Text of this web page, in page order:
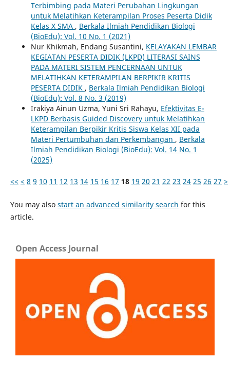
Terbimbing pada Materi Perubahan Lingkungan
untuk Melatihkan Keterampilan Proses Peserta Didik
Kelas X SMA , Berkala Ilmiah Pendidikan Biologi
(BioEdu): Vol. 10 No. 1 (2021)
Nur Khikmah, Endang Susantini, KELAYAKAN LEMBAR
KEGIATAN PESERTA DIDIK (LKPD) LITERASI SAINS
PADA MATERI SISTEM PENCERNAAN UNTUK
MELATIHKAN KETERAMPILAN BERPIKIR KRITIS
PESERTA DIDIK , Berkala Ilmiah Pendidikan Biologi
(BioEdu): Vol. 8 No. 3 (2019)
Irakiya Ainun Uzma, Yuni Sri Rahayu, Efektivitas E-
LKPD Berbasis Guided Discovery untuk Melatihkan
Keterampilan Berpikir Kritis Siswa Kelas XII pada
Materi Pertumbuhan dan Perkembangan , Berkala
Ilmiah Pendidikan Biologi (BioEdu): Vol. 14 No. 1
(2025)
<< < 8 9 10 11 12 13 14 15 16 17 18 19 20 21 22 23 24 25 26 27 >
You may also start an advanced similarity search for this
article.
Open Access Journal